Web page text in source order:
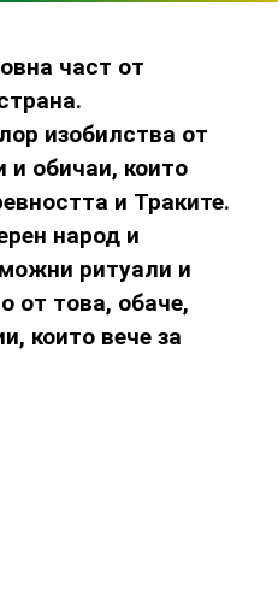
част от
изобилства от
и обичаи, които
и Траките.
народ и
ритуали и
от това, обаче,
които вече за